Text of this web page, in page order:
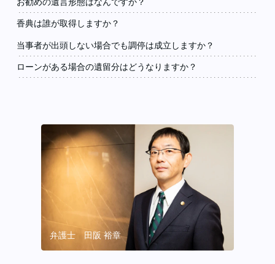
お勧めの遺言形態はなんですか？
香典は誰が取得しますか？
当事者が出頭しない場合でも調停は成立しますか？
ローンがある場合の遺留分はどうなりますか？
弁護士 田阪 裕章